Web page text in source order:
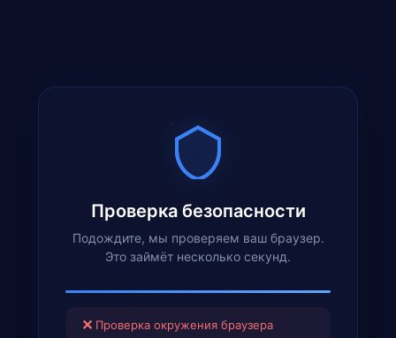
Проверка безопасности
Подождите, мы проверяем ваш браузер.
Это займёт несколько секунд.
✕ Проверка окружения браузера